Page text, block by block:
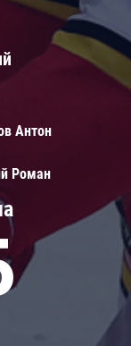
Антон
Роман